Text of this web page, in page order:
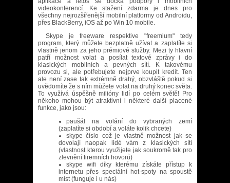
videokonferencí. Ke stažení zdarma je dnes pro
všechny nejrozšířenější mobilní platformy od Androidu,
přes BlackBerry, iOS až po Win 10 mobile.
Skype je freeware respektive "freemium" tedy
program, který můžete bezplatně užívat a zaplatíte si
vlastně jenom za jeho prémiové služby. Mezi ty hlavní
patří možnost volat a posílat textové zprávy i do
klasických mobilních a pevných sítí. K takovému
provozu si, ale potřebujete nejprve koupit kredit. Ten
ale není zase tak extrémně drahý, obzvláště pokud si
uvědomíte že s ním můžete volat na druhý konec světa.
To využívá úspěšně milióny lidí po celém světě! Pro
někoho mohou být atraktivní i některé další placené
funkce, jako jsou:
paušál na volání do vybraných zemí
(zaplatíte si období a voláte kolik chcete)
skype číslo což je vlastně možnost jak se
dovolají naopak lidé vám z klasických sítí
(vlastnost kterou využijete jak soukromě tak pro
zlevnění firemních hovorů)
skype wifi díky kterému získáte přístup k
internetu přes speciální hot-spoty na spoustě
míst (funguje i u nás)